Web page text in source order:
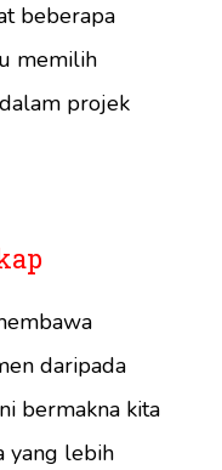
beberapa
memilih
projek
daripada
bermakna kita
yang lebih